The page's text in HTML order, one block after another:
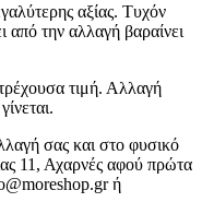
αξίας. Τυχόν
από την αλλαγή βαραίνει
τιμή. Αλλαγή
σας και στο φυσικό
11, Αχαρνές αφού πρώτα
ή